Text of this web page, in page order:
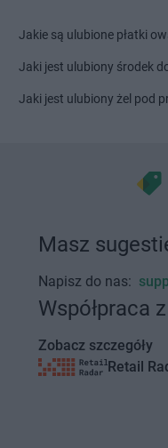
Jakie są ulubione płatki
Jaki jest ulubiony środek
Jaki jest ulubiony żel pod
Masz
Napisz do nas:
Współpraca
Zobacz szczegóły
Retail